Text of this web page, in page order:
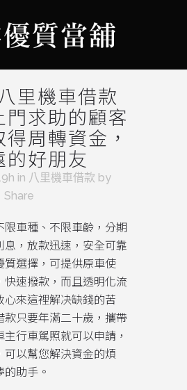
里機車借款
門求助的顧客
周轉資金，
的好朋友
in 八里機車借款 by
Share
限車種、不限車齡，分期
息，放款迅速，安全可靠
質選擇，可提供原車使
快速撥款，而且透明化流
心來這裡解决缺錢的苦
款只要年滿二十歲，攜帶
行車駕照就可以申請，
以幫您解決資金的煩
助手。